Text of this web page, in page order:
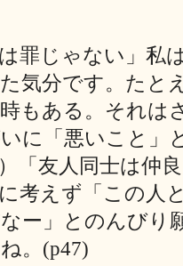
罪じゃない」私
気分です。たと
もある。それは
に「悪いこと」
「友人同士は仲
考えず「この人
ー」とのんびり
。(p47)